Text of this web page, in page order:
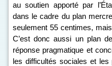
au soutien apporté par
dans le cadre du plan
seulement 55 centimes,
C’est donc aussi un plan
réponse pragmatique et
les difficultés sociales et les